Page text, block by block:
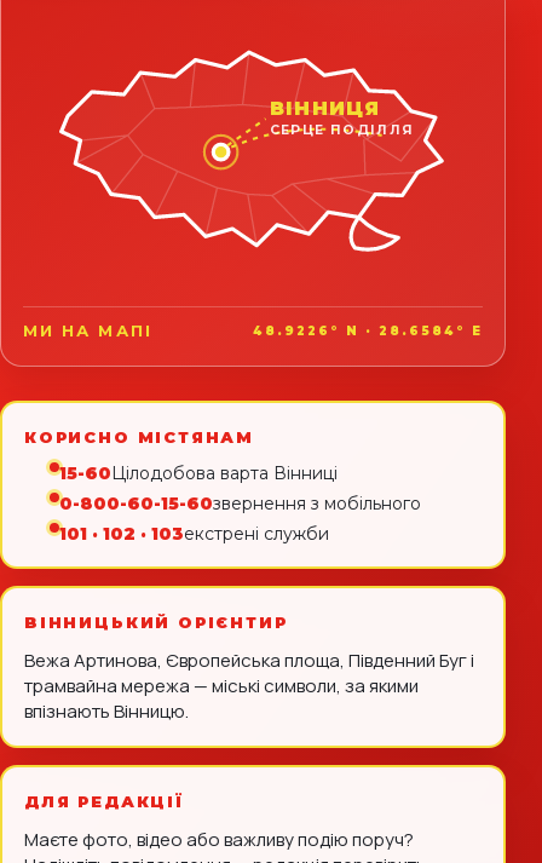
ВІННИЦЯ
СЕРЦЕ ПОДІЛЛЯ
МИ НА МАПІ 48.9226° N · 28.6584° E
КОРИСНО МІСТЯНАМ
15-60Цілодобова варта Вінниці
0-800-60-15-60звернення з мобільного
101 · 102 · 103екстрені служби
ВІННИЦЬКИЙ ОРІЄНТИР
Вежа Артинова, Європейська площа, Південний Буг і
трамвайна мережа — міські символи, за якими
впізнають Вінницю.
ДЛЯ РЕДАКЦІЇ
Маєте фото, відео або важливу подію поруч?